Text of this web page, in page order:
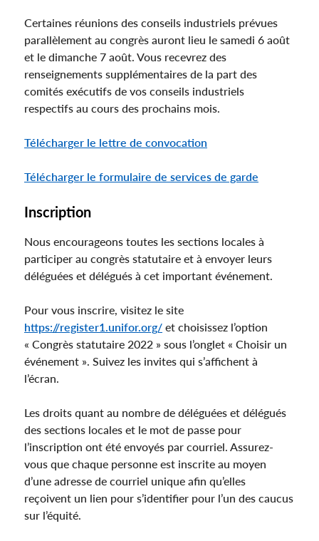
Certaines réunions des conseils industriels prévues
parallèlement au congrès auront lieu le samedi 6 août
et le dimanche 7 août. Vous recevrez des
renseignements supplémentaires de la part des
comités exécutifs de vos conseils industriels
respectifs au cours des prochains mois.
Télécharger le lettre de convocation
Télécharger le formulaire de services de garde
Inscription
Nous encourageons toutes les sections locales à
participer au congrès statutaire et à envoyer leurs
déléguées et délégués à cet important événement.
Pour vous inscrire, visitez le site
https://register1.unifor.org/ et choisissez l’option
« Congrès statutaire 2022 » sous l’onglet « Choisir un
événement ». Suivez les invites qui s’affichent à
l’écran.
Les droits quant au nombre de déléguées et délégués
des sections locales et le mot de passe pour
l’inscription ont été envoyés par courriel. Assurez-
vous que chaque personne est inscrite au moyen
d’une adresse de courriel unique afin qu’elles
reçoivent un lien pour s’identifier pour l’un des caucus
sur l’équité.